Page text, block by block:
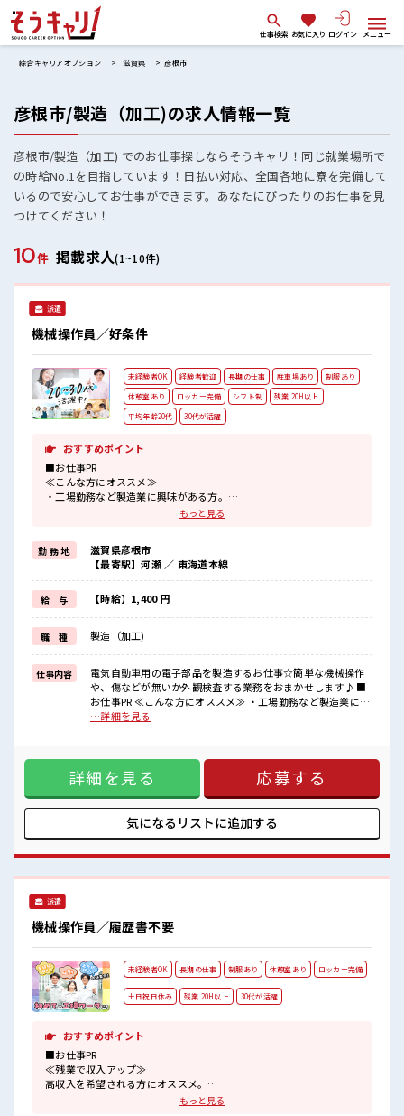
仕事検索 お気に入り ログイン メニュー
綜合キャリアオプション 滋賀県 彦根市
彦根市/製造（加工)の求人情報一覧
彦根市/製造（加工) でのお仕事探しならそうキャリ！同じ就業場所で
の時給No.1を目指しています！日払い対応、全国各地に寮を完備して
いるので安心してお仕事ができます。あなたにぴったりのお仕事を見
つけてください！
10件 掲載求人(1~10件)
派遣
機械操作員／好条件
未経験者OK 経験者歓迎 長期の仕事 駐車場あり
制服あり
休憩室あり
ロッカー完備 シフト制
残業 20H以上
平均年齢20代
30代が活躍
おすすめポイント
■お仕事PR
≪こんな方にオススメ≫
・工場勤務など製造業に興味がある方。
制服があるので、
毎日の服装の悩み解消♪
≪自分に合った期間で働ける≫
生活スタイルに合わせた働き方もできる、
派遣のお仕事です！
≪美味しい食堂あり≫
月曜から金曜の日中営業中の食堂は400円で定食がいただけます！
≪無料の駐車場完備≫
これで夜の通勤も安心してラクラクですね♪
■職場の雰囲気
20～30代活躍中！
交替勤務で高収入をゲット！
仕事！
もっと見る
勤 務 地
滋賀県彦根市
【最寄駅】河瀬 ／ 東海道本線
給 与 【時給】1,400 円
職 種 製造（加工)
仕事内容
電気自動車用の電子部品を製造するお仕事☆簡単な機械操作
や、傷などが無いか外観検査する業務をおまかせします♪ ■
お仕事PR ≪こんな方にオススメ≫ ・工場勤務など製造業に興
味がある方。 ・高収入で働きたい方。 ≪動きやすい制服アリ
遣のお仕事です！ ≪美味しい食堂あり≫ 月曜から金曜の日中
営業中の食堂は400円で定食がいただけます！ ≪無料の駐車
場完備≫ これで夜の通勤も安心してラクラクですね♪ ■職場
の雰囲気 20～30代活躍中！ 交替勤務で高収入をゲット！ 残
業はほぼなしでプライベートも充実しそうですね！ カンタン
機械操作や目視チェックだから未経験さんにオススメのお仕
…詳細を見る
詳細を見る 応募する
気になるリストに追加する
派遣
機械操作員／履歴書不要
未経験者OK 長期の仕事 制服あり 休憩室あり ロッカー完備
土日祝日休み 残業 20H以上 30代が活躍
おすすめポイント
■お仕事PR
≪残業で収入アップ≫
高収入を希望される方にオススメ。
残業は月20時間以上あります♪もっと見る